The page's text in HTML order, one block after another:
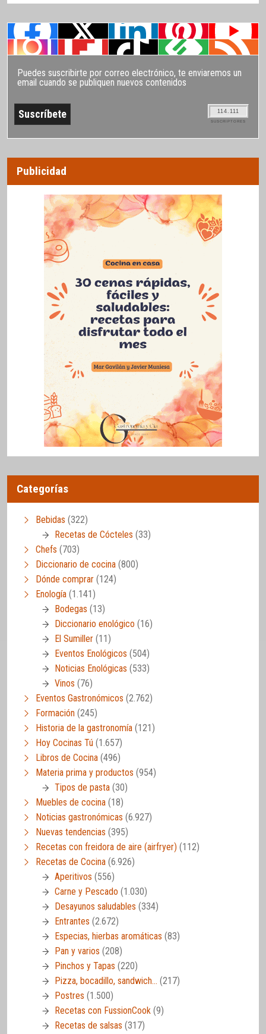
Puedes suscribirte por correo electrónico, te enviaremos un
email cuando se publiquen nuevos contenidos
114.111
SUSCRIPTORES
Publicidad
Categorías
Bebidas (322)
Recetas de Cócteles (33)
Chefs (703)
Diccionario de cocina (800)
Dónde comprar (124)
Enología (1.141)
Bodegas (13)
Diccionario enológico (16)
El Sumiller (11)
Eventos Enológicos (504)
Noticias Enológicas (533)
Vinos (76)
Eventos Gastronómicos (2.762)
Formación (245)
Historia de la gastronomía (121)
Hoy Cocinas Tú (1.657)
Libros de Cocina (496)
Materia prima y productos (954)
Tipos de pasta (30)
Muebles de cocina (18)
Noticias gastronómicas (6.927)
Nuevas tendencias (395)
Recetas con freidora de aire (airfryer) (112)
Recetas de Cocina (6.926)
Aperitivos (556)
Carne y Pescado (1.030)
Desayunos saludables (334)
Entrantes (2.672)
Especias, hierbas aromáticas (83)
Pan y varios (208)
Pinchos y Tapas (220)
Pizza, bocadillo, sandwich… (217)
Postres (1.500)
Recetas con FussionCook (9)
Recetas de salsas (317)